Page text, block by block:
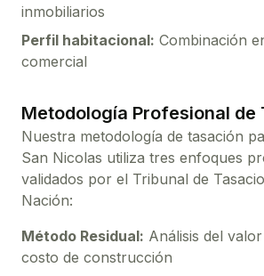
inmobiliarios
Perfil habitacional: Combinación
comercial
Metodología Profesional de
Nuestra metodología de tasación
San Nicolas utiliza tres enfoques
validados por el Tribunal de
Nación:
Método Residual: Análisis del
costo de construcción